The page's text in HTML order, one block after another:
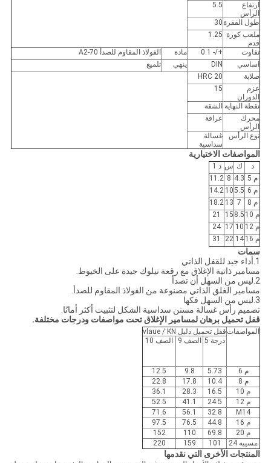
ارتفاع
الرأس
5.5
طول الفقرة30
ملعب كورة
قدم
1.25
تفاوت +/- 0.1 مادة
الفولاذ المقاوم للصدأ A2-70
اساسي
DIN ينهي
تلميع
صلابة
20 HRC
عزم
الدوران
15
نقطة النهاية الشقة
محرك
الرأس
عرافة
نوع الرأس
غسالة
سداسية
المواصفات الاختيارية
د ك س د 1
م 5
4.3
8
11.2
م 6
5.5
10
14.2
م 8
7
13
18.2
م 10
8.5
15
21
م 12
10
17
24
م 16
14
22
31
سمات
1.أداء جيد للقفل الذاتي
مسامير ذاتية الإغلاق مع رقعة نيلوك جيدة على الخيوط.
2.ليس من السهل أن تصدأ
مسامير الغلق الذاتي مصنوعة من الفولاذ المقاوم للصدأ.
3.ليس من السهل فكها
تصميم رأس غسالة مسنن سداسية الشكل لتثبيت أكثر أمانًا.
قفل تحميل برهان لمسامير الإغلاق تحت مواصفات ودرجات مختلفة.
المواصفاتقفل تحميل دليل vlaue / KN
درجة 5
الصف 9 الصف 10
م 6 5.73
9.8
12.5
م 8
10.4
17.8
22.8
م 10
16.5
28.3
36.1
م 12
24.5
41.1
52.5
M14
32.8
56.1
71.6
م 16
44.8
76.5
97.5
م 20
69.8
110
152
مسييه 24
101
159
220
المنتجات الأخرى التي نقدمها